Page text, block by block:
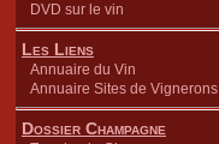
DVD sur le vin
Les Liens
Annuaire du Vin
Annuaire Sites de Vignerons
Dossier Champagne